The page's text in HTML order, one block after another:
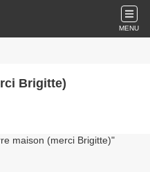
MENU
Brigitte)